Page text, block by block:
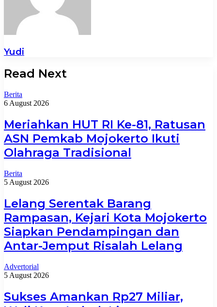
Yudi
Read Next
Berita
6 August 2026
Meriahkan HUT RI Ke-81, Ratusan
ASN Pemkab Mojokerto Ikuti
Olahraga Tradisional
Berita
5 August 2026
Lelang Serentak Barang
Rampasan, Kejari Kota Mojokerto
Siapkan Pendampingan dan
Antar-Jemput Risalah Lelang
Advertorial
5 August 2026
Sukses Amankan Rp27 Miliar,